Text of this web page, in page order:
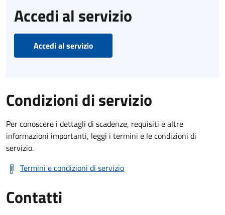
Accedi al servizio
Accedi al servizio
Condizioni di servizio
Per conoscere i dettagli di scadenze, requisiti e altre
informazioni importanti, leggi i termini e le condizioni di
servizio.
Termini e condizioni di servizio
Contatti